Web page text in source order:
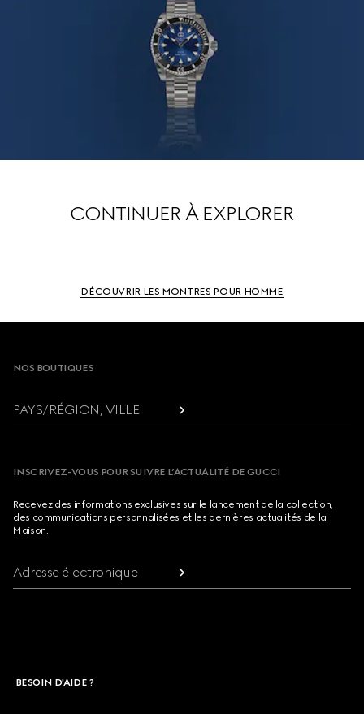
CONTINUER À EXPLORER
DÉCOUVRIR LES MONTRES POUR HOMME
Footer
NOS BOUTIQUES
PAYS/RÉGION, VILLE
INSCRIVEZ-VOUS POUR SUIVRE L’ACTUALITÉ DE GUCCI
Recevez des informations exclusives sur le lancement de la collection,
des communications personnalisées et les dernières actualités de la
Maison.
Adresse électronique
BESOIN D'AIDE ?